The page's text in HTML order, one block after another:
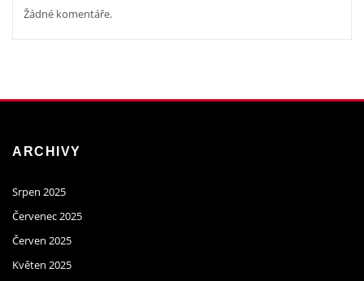
Žádné komentáře.
ARCHIVY
Srpen 2025
Červenec 2025
Červen 2025
Květen 2025